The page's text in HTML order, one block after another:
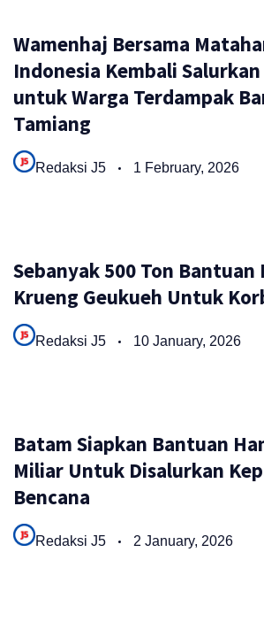
Wamenhaj Bersama
Indonesia Kembali
untuk Warga Terdampak
Tamiang
Redaksi J5 1 February, 2026
Sebanyak 500 Ton Bantuan
Krueng Geukueh Untuk
Redaksi J5 10 January, 2026
Batam Siapkan Bantuan
Miliar Untuk Disalurkan
Bencana
Redaksi J5 2 January, 2026